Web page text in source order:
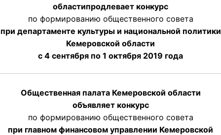
областипродлевает конкурс
по формированию общественного совета
при департаменте культуры и национальной политики
Кемеровской области
с 4 сентября по 1 октября 2019 года
Общественная палата Кемеровской области
объявляет конкурс
по формированию общественного совета
при главном финансовом управлении Кемеровской